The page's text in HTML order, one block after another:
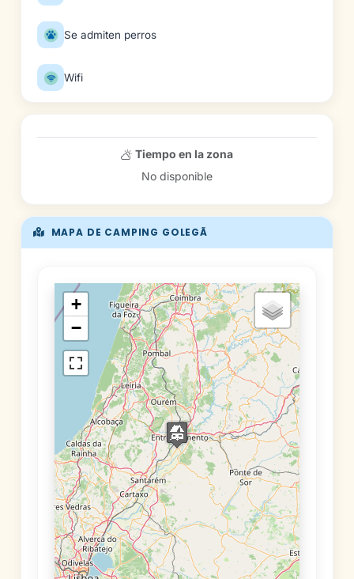
Se admiten perros
Wifi
MAPA DE CAMPING GOLEGÃ
+
−
Tiempo en la zona
No disponible